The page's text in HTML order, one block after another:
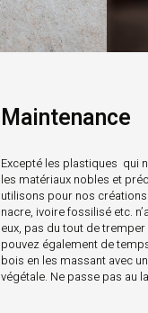
Maintenance
Excepté les plastiques qui
les matériaux nobles et
utilisons pour nos
nacre, ivoire fossilisé etc.
eux, pas du tout de tremper
pouvez également de
bois en les massant avec
végétale. Ne passe pas au